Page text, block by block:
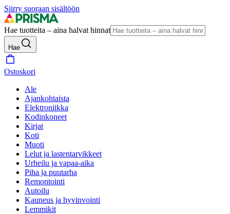
Siirry suoraan sisältöön
Hae tuotteita – aina halvat hinnat
Hae
Ostoskori
Ale
Ajankohtaista
Elektroniikka
Kodinkoneet
Kirjat
Koti
Muoti
Lelut ja lastentarvikkeet
Urheilu ja vapaa-aika
Piha ja puutarha
Remontointi
Autoilu
Kauneus ja hyvinvointi
Lemmikit